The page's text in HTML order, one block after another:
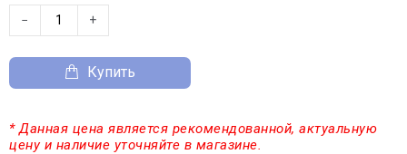
− +
Купить
* Данная цена является рекомендованной, актуальную
цену и наличие уточняйте в магазине.